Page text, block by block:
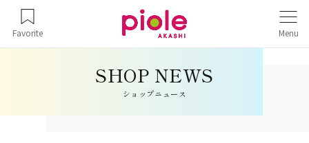
Favorite Menu
ショップニュース